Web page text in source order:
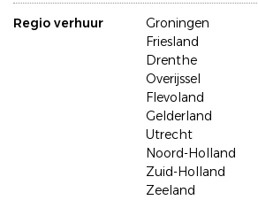
Regio verhuur
Groningen
Friesland
Drenthe
Overijssel
Flevoland
Gelderland
Utrecht
Noord-Holland
Zuid-Holland
Zeeland